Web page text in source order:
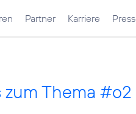
Partner Karriere
Thema